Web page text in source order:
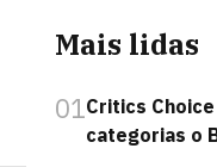
Mais lidas
01Critics
categorias o